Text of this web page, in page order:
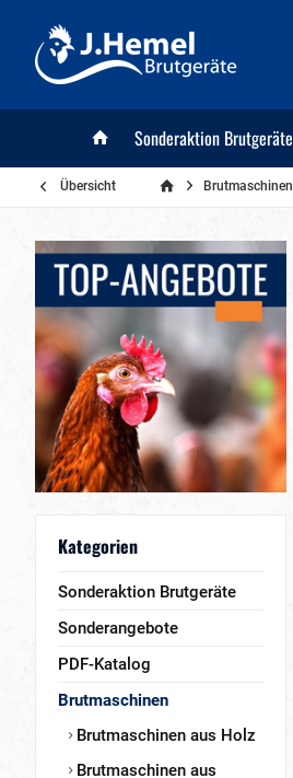
Sonderaktion Brutgeräte
Übersicht Brutmaschinen
Kategorien
Sonderaktion Brutgeräte
Sonderangebote
PDF-Katalog
Brutmaschinen
Brutmaschinen aus Holz
Brutmaschinen aus